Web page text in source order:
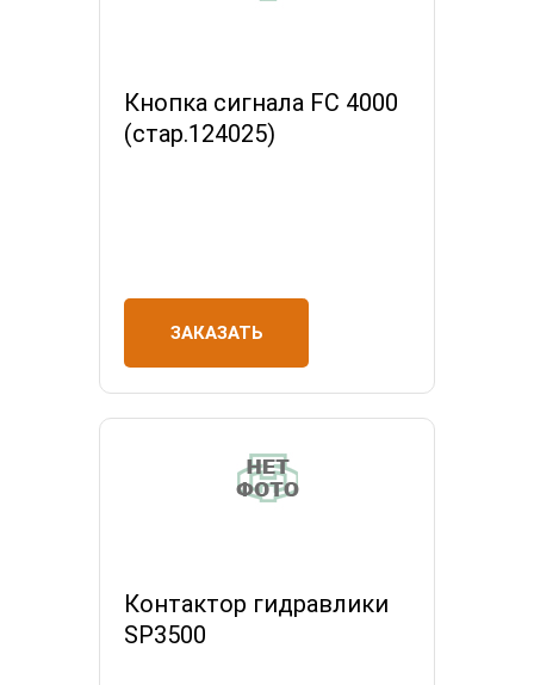
Кнопка сигнала FС 4000
(стар.124025)
ЗАКАЗАТЬ
Контактор гидравлики
SP3500